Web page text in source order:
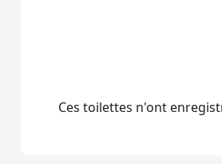
Ces toilettes n'ont